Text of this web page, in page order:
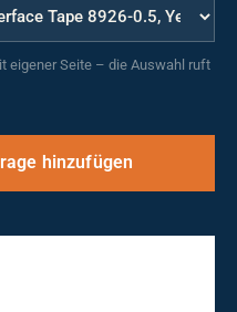
eigener Seite – die Auswahl ruft